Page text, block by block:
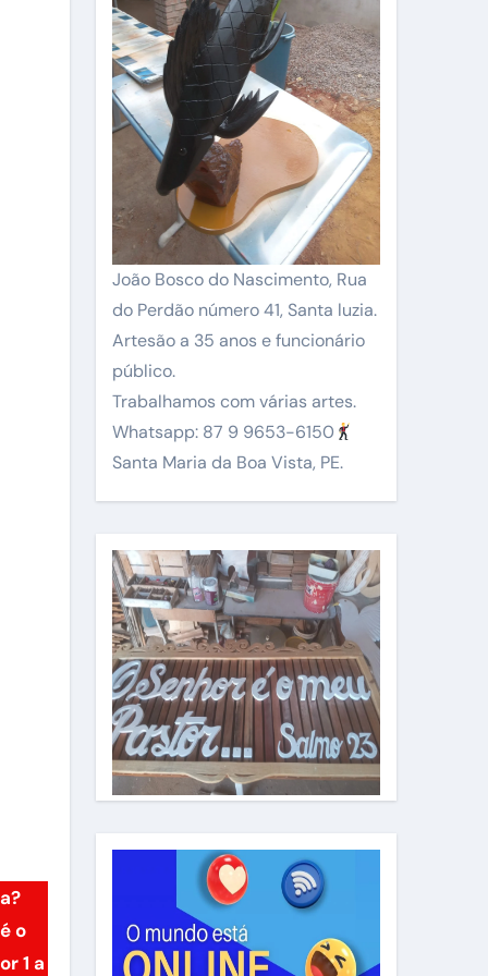
o
1 a
João Bosco do Nascimento, Rua
do Perdão número 41, Santa luzia.
Artesão a 35 anos e funcionário
público.
Trabalhamos com várias artes.
Whatsapp: 87 9 9653-6150
Santa Maria da Boa Vista, PE.